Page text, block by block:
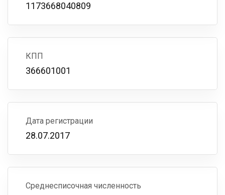
1173668040809
КПП
366601001
Дата регистрации
28.07.2017
Среднесписочная численность